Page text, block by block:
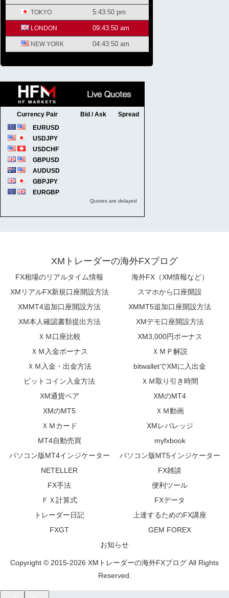
XMトレーダーの海外FXブログ
FX相場のリアルタイム情報
海外FX（XM情報など）
XMリアルFX新規口座開設方法
スマホから口座開設
XMMT4追加口座開設方法
XMMT5追加口座開設方法
XM本人確認書類提出方法
XMデモ口座開設方法
ＸＭ口座比較
XM3,000円ボーナス
ＸＭ入金ボーナス
ＸＭＰ解説
ＸＭ入金・出金方法
bitwalletでXMに入出金
ビットコイン入金方法
ＸＭ取り引き時間
XM通貨ペア
XMのMT4
XMのMT5
ＸＭ動画
ＸＭカード
XMレバレッジ
MT4自動売買
myfxbook
パソコン版MT4インジケーター
パソコン版MT5インジケーター
NETELLER
FX雑談
FX手法
便利ツール
ＦＸ計算式
FXデータ
トレーダー日記
上達するためのFX講座
FXGT
GEM FOREX
お知らせ
Copyright © 2015-2026 XMトレーダーの海外FXブログ All Rights
Reserved.